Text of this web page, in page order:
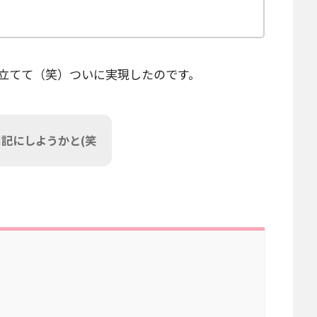
て（笑）ついに実現したのです。
にしようかと(笑